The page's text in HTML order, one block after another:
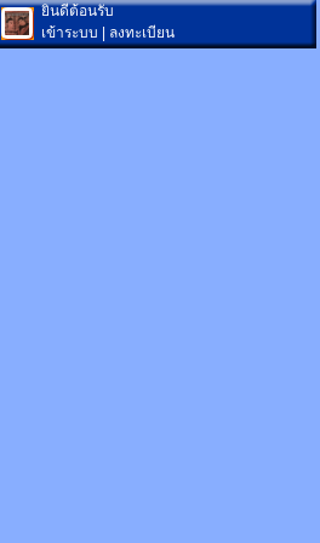
ยินดีต้อนรับ
เข้าระบบ
ลงทะเบียน